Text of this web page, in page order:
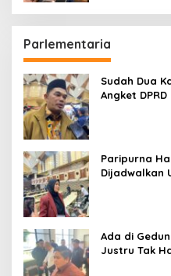
Parlementaria
Sudah Dua
Angket
Paripurna
Dijadwalkan
Ada di
Justru Tak